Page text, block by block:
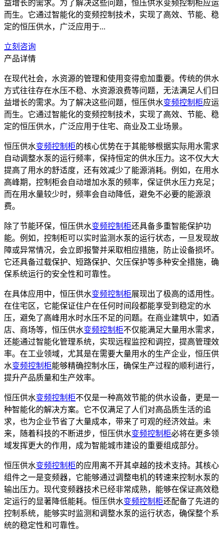
益增长的需求。为了解决这些问题，恒压供水变频控制柜应运
而生。它通过智能化的变频控制技术，实现了高效、节能、稳
定的恒压供水，广泛应用于...
立刻咨询
产品详情
在现代社会，水资源的管理和使用变得愈加重要。传统的供水
方式往往存在水压不稳、水资源浪费等问题，无法满足人们日
益增长的需求。为了解决这些问题，恒压供水变频控制柜应运
而生。它通过智能化的变频控制技术，实现了高效、节能、稳
定的恒压供水，广泛应用于住宅、商业及工业场景。
恒压供水变频控制柜的核心优势在于其能够根据实际用水需求
自动调整水泵的运行频率，保持恒定的供水压力。这不仅大大
提高了用水的舒适度，还有效减少了能源消耗。例如，在用水
高峰期，控制柜会自动增加水泵的频率，保证供水压力充足；
而在用水量较少时，频率会自动降低，避免不必要的能源浪
费。
除了节能环保，恒压供水变频控制柜还具备多重智能保护功
能。例如，控制柜可以实时监测水泵的运行状态，一旦发现故
障或异常情况，会立即报警并采取相应措施，防止设备损坏。
它还具备过载保护、短路保护、欠压保护等多种安全措施，确
保系统运行的安全性和可靠性。
在具体应用中，恒压供水变频控制柜展现出了极高的适用性。
在住宅区，它能保证住户在任何时间段都能享受到稳定的水
压，避免了高峰用水时水压不足的问题。在商业建筑中，如酒
店、商场等，恒压供水变频控制柜不仅能满足大量用水需求，
还能通过智能化管理系统，实现远程监控和调控，提高管理效
率。在工业领域，尤其是在需要大量用水的生产企业，恒压供
水变频控制柜能够精确控制水压，确保生产过程的顺利进行，
提升产品质量和生产效率。
恒压供水变频控制柜不仅是一种高效节能的供水设备，更是一
种智能化的解决方案。它不仅满足了人们对高品质生活的追
求，也为企业节省了大量成本，带来了可观的经济效益。未
来，随着科技的不断进步，恒压供水变频控制柜必将在更多领
域发挥更大的作用，成为智能城市建设的重要组成部分。
恒压供水变频控制柜的应用离不开其卓越的技术支持。其核心
组件之一是变频器，它能够通过调整电机的转速来控制水泵的
输出压力。现代变频器技术已经非常成熟，能够在保证高效稳
定运行的显著降低能耗。恒压供水变频控制柜还配备了先进的
控制系统，能够实时监测和调整水泵的运行状态，确保整个系
统的稳定性和可靠性。